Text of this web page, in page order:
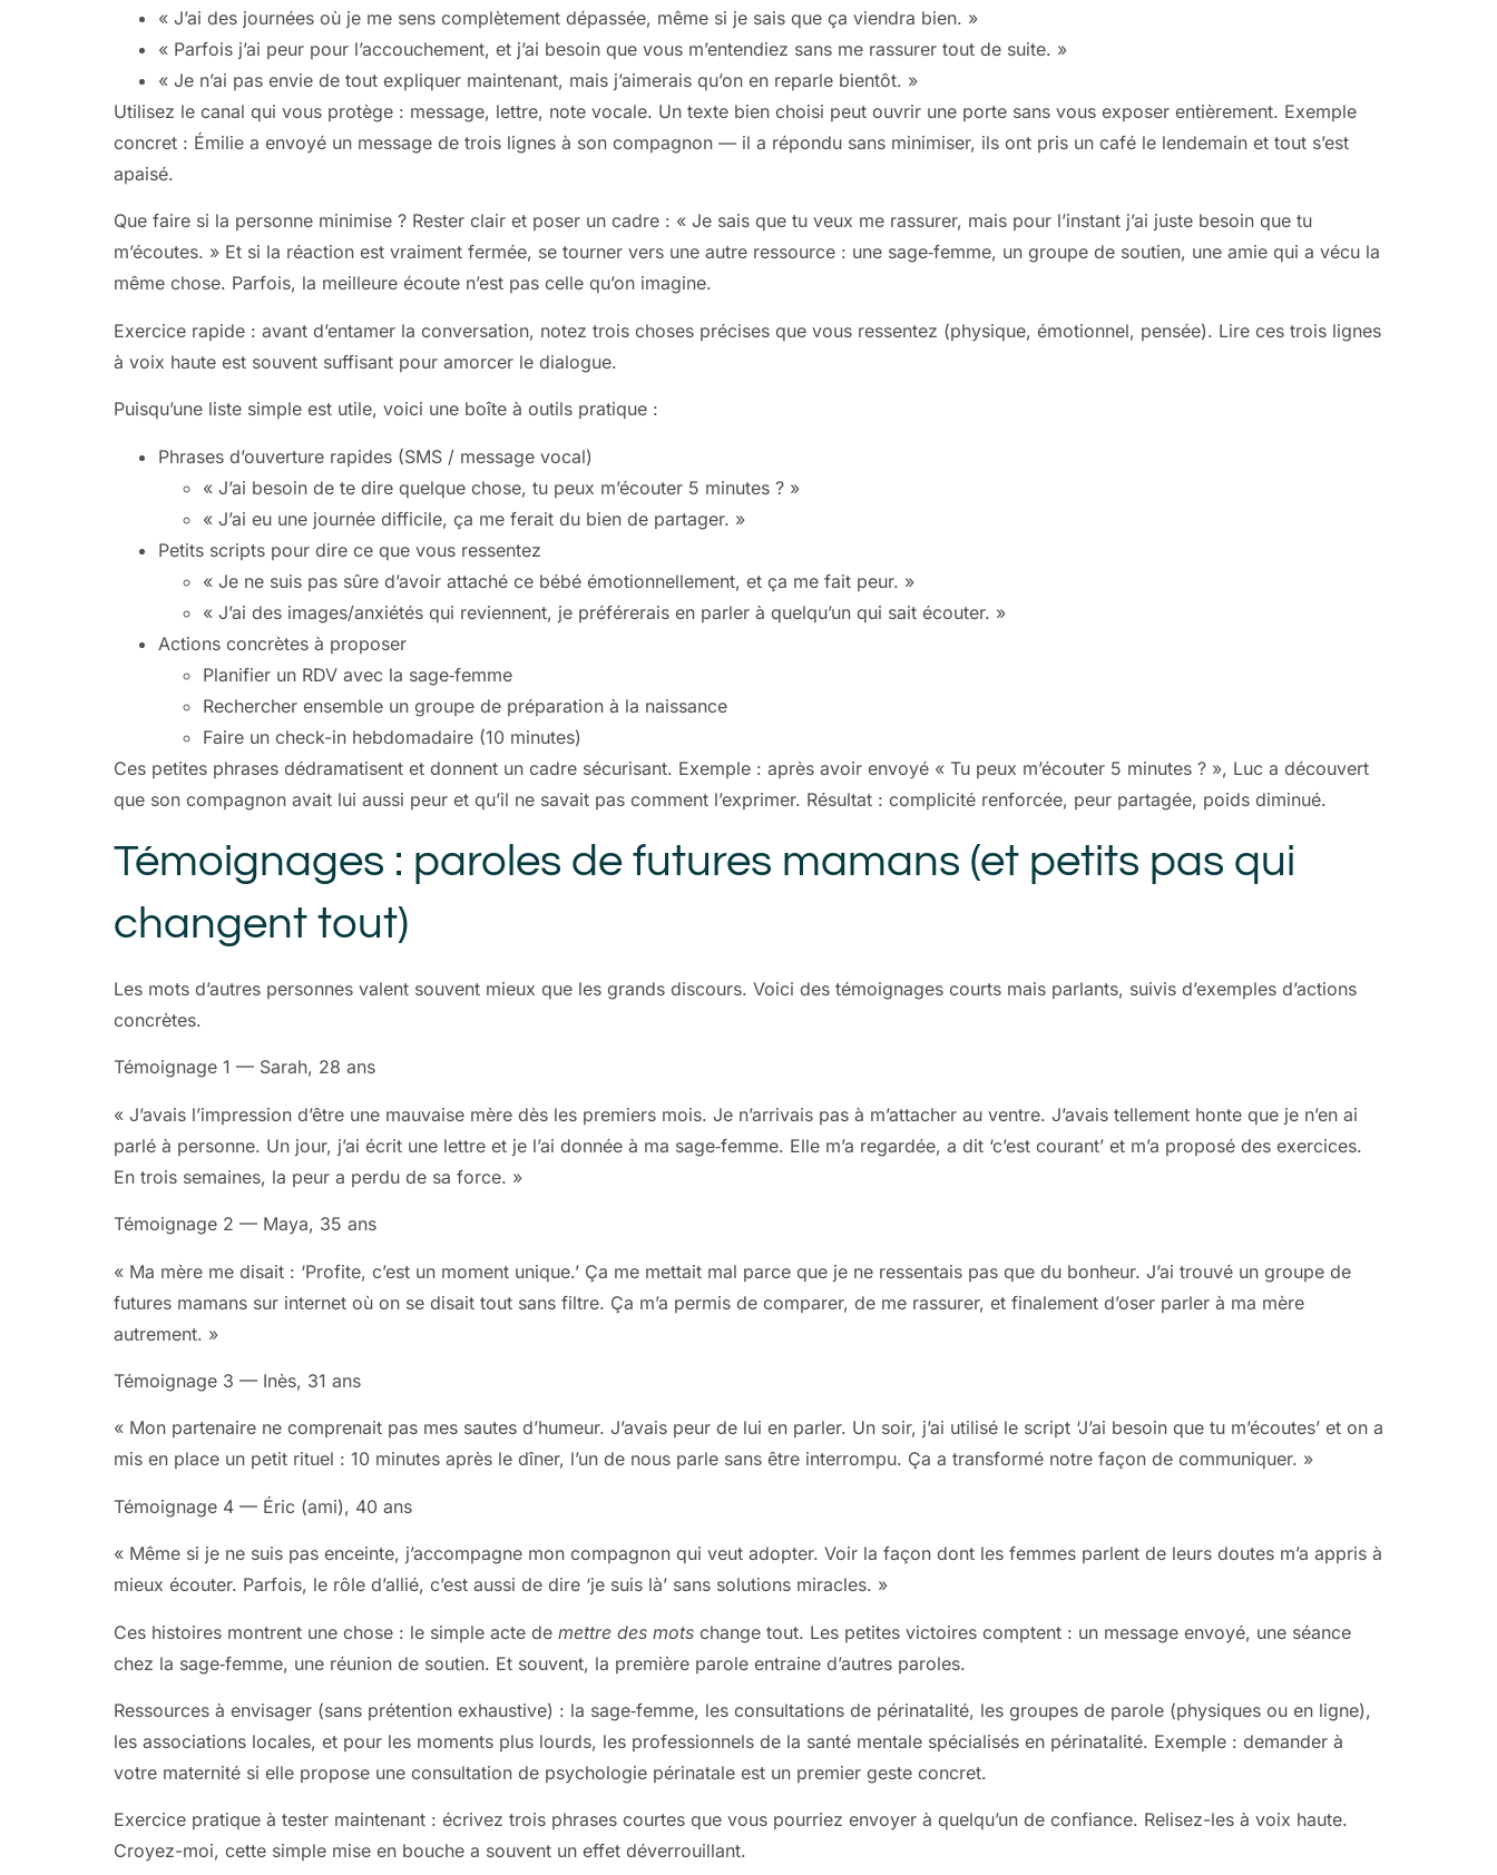
« J’ai des journées où je me sens complètement dépassée, même si je sais que ça viendra bien. »
« Parfois j’ai peur pour l’accouchement, et j’ai besoin que vous m’entendiez sans me rassurer tout de suite. »
« Je n’ai pas envie de tout expliquer maintenant, mais j’aimerais qu’on en reparle bientôt. »
Utilisez le canal qui vous protège : message, lettre, note vocale. Un texte bien choisi peut ouvrir une porte sans vous exposer entièrement. Exemple
concret : Émilie a envoyé un message de trois lignes à son compagnon — il a répondu sans minimiser, ils ont pris un café le lendemain et tout s’est
apaisé.
Que faire si la personne minimise ? Rester clair et poser un cadre : « Je sais que tu veux me rassurer, mais pour l’instant j’ai juste besoin que tu
m’écoutes. » Et si la réaction est vraiment fermée, se tourner vers une autre ressource : une sage‑femme, un groupe de soutien, une amie qui a vécu la
même chose. Parfois, la meilleure écoute n’est pas celle qu’on imagine.
Exercice rapide : avant d’entamer la conversation, notez trois choses précises que vous ressentez (physique, émotionnel, pensée). Lire ces trois lignes
à voix haute est souvent suffisant pour amorcer le dialogue.
Puisqu’une liste simple est utile, voici une boîte à outils pratique :
Phrases d’ouverture rapides (SMS / message vocal)
« J’ai besoin de te dire quelque chose, tu peux m’écouter 5 minutes ? »
« J’ai eu une journée difficile, ça me ferait du bien de partager. »
Petits scripts pour dire ce que vous ressentez
« Je ne suis pas sûre d’avoir attaché ce bébé émotionnellement, et ça me fait peur. »
« J’ai des images/anxiétés qui reviennent, je préférerais en parler à quelqu’un qui sait écouter. »
Actions concrètes à proposer
Planifier un RDV avec la sage‑femme
Rechercher ensemble un groupe de préparation à la naissance
Faire un check-in hebdomadaire (10 minutes)
Ces petites phrases dédramatisent et donnent un cadre sécurisant. Exemple : après avoir envoyé « Tu peux m’écouter 5 minutes ? », Luc a découvert
que son compagnon avait lui aussi peur et qu’il ne savait pas comment l’exprimer. Résultat : complicité renforcée, peur partagée, poids diminué.
Témoignages : paroles de futures mamans (et petits pas qui
changent tout)
Les mots d’autres personnes valent souvent mieux que les grands discours. Voici des témoignages courts mais parlants, suivis d’exemples d’actions
concrètes.
Témoignage 1 — Sarah, 28 ans
« J’avais l’impression d’être une mauvaise mère dès les premiers mois. Je n’arrivais pas à m’attacher au ventre. J’avais tellement honte que je n’en ai
parlé à personne. Un jour, j’ai écrit une lettre et je l’ai donnée à ma sage‑femme. Elle m’a regardée, a dit ‘c’est courant’ et m’a proposé des exercices.
En trois semaines, la peur a perdu de sa force. »
Témoignage 2 — Maya, 35 ans
« Ma mère me disait : ‘Profite, c’est un moment unique.’ Ça me mettait mal parce que je ne ressentais pas que du bonheur. J’ai trouvé un groupe de
futures mamans sur internet où on se disait tout sans filtre. Ça m’a permis de comparer, de me rassurer, et finalement d’oser parler à ma mère
autrement. »
Témoignage 3 — Inès, 31 ans
« Mon partenaire ne comprenait pas mes sautes d’humeur. J’avais peur de lui en parler. Un soir, j’ai utilisé le script ‘J’ai besoin que tu m’écoutes’ et on a
mis en place un petit rituel : 10 minutes après le dîner, l’un de nous parle sans être interrompu. Ça a transformé notre façon de communiquer. »
Témoignage 4 — Éric (ami), 40 ans
« Même si je ne suis pas enceinte, j’accompagne mon compagnon qui veut adopter. Voir la façon dont les femmes parlent de leurs doutes m’a appris à
mieux écouter. Parfois, le rôle d’allié, c’est aussi de dire ‘je suis là’ sans solutions miracles. »
Ces histoires montrent une chose : le simple acte de mettre des mots change tout. Les petites victoires comptent : un message envoyé, une séance
chez la sage‑femme, une réunion de soutien. Et souvent, la première parole entraine d’autres paroles.
Ressources à envisager (sans prétention exhaustive) : la sage‑femme, les consultations de périnatalité, les groupes de parole (physiques ou en ligne),
les associations locales, et pour les moments plus lourds, les professionnels de la santé mentale spécialisés en périnatalité. Exemple : demander à
votre maternité si elle propose une consultation de psychologie périnatale est un premier geste concret.
Exercice pratique à tester maintenant : écrivez trois phrases courtes que vous pourriez envoyer à quelqu’un de confiance. Relisez-les à voix haute.
Croyez-moi, cette simple mise en bouche a souvent un effet déverrouillant.